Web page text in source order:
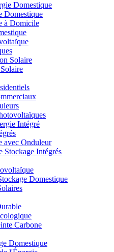
Domestique
Domestique
à Domicile
Solaire
Intégré
avec Onduleur
Stockage Intégrés
Domestique
Carbone
Domestique